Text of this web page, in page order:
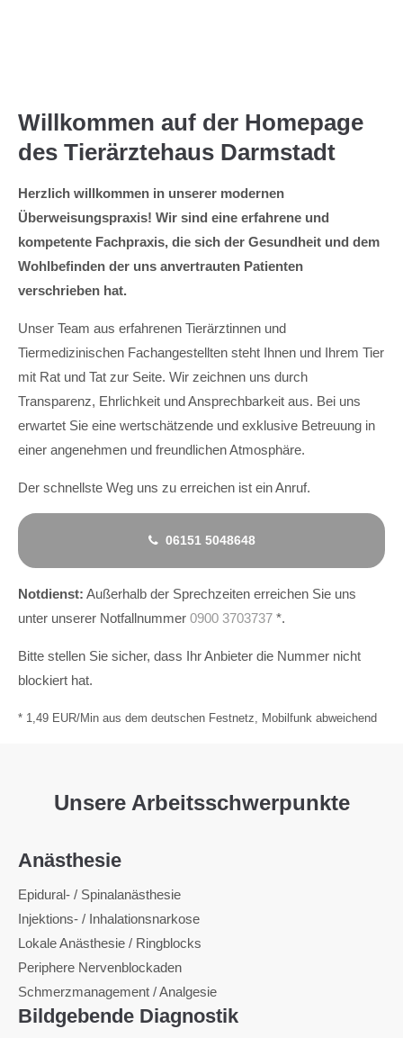
Willkommen auf der Homepage
des Tierärztehaus Darmstadt
Herzlich willkommen in unserer modernen
Überweisungspraxis! Wir sind eine erfahrene und
kompetente Fachpraxis, die sich der Gesundheit und dem
Wohlbefinden der uns anvertrauten Patienten
verschrieben hat.
Unser Team aus erfahrenen Tierärztinnen und
Tiermedizinischen Fachangestellten steht Ihnen und Ihrem Tier
mit Rat und Tat zur Seite. Wir zeichnen uns durch
Transparenz, Ehrlichkeit und Ansprechbarkeit aus. Bei uns
erwartet Sie eine wertschätzende und exklusive Betreuung in
einer angenehmen und freundlichen Atmosphäre.
Der schnellste Weg uns zu erreichen ist ein Anruf.
06151 5048648
Notdienst: Außerhalb der Sprechzeiten erreichen Sie uns
unter unserer Notfallnummer 0900 3703737 *.
Bitte stellen Sie sicher, dass Ihr Anbieter die Nummer nicht
blockiert hat.
* 1,49 EUR/Min aus dem deutschen Festnetz, Mobilfunk abweichend
Unsere Arbeitsschwerpunkte
Anästhesie
Epidural- / Spinalanästhesie
Injektions- / Inhalationsnarkose
Lokale Anästhesie / Ringblocks
Periphere Nervenblockaden
Schmerzmanagement / Analgesie
Bildgebende Diagnostik